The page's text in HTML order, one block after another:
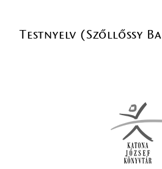
Testnyelv (Szőllőssy